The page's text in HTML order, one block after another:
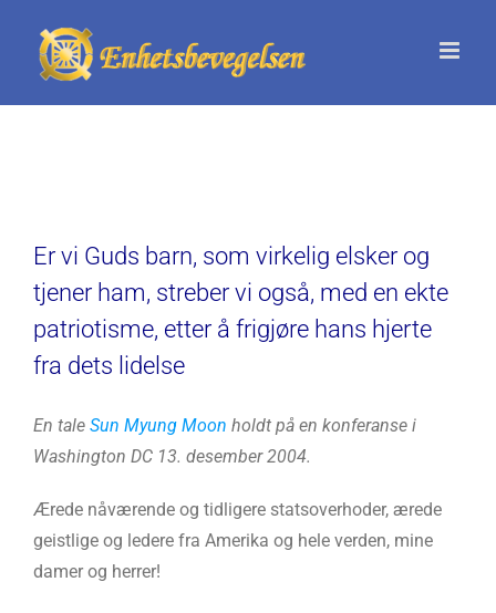
content
Er vi Guds barn, som virkelig elsker og
tjener ham, streber vi også, med en ekte
patriotisme, etter å frigjøre hans hjerte
fra dets lidelse
En tale Sun Myung Moon holdt på en konferanse i
Washington DC 13. desember 2004.
Ærede nåværende og tidligere statsoverhoder, ærede
geistlige og ledere fra Amerika og hele verden, mine
damer og herrer!